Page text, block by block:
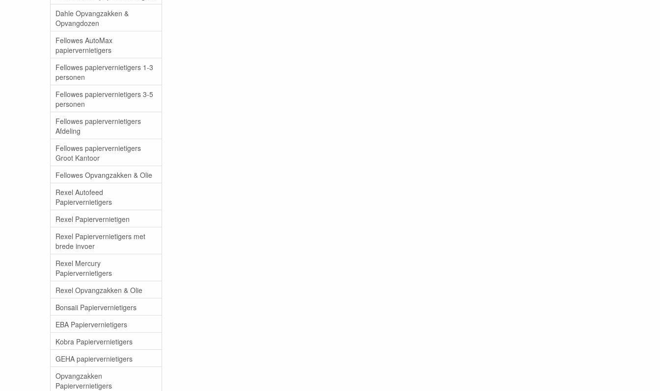
Dahle Opvangzakken &
Opvangdozen
Fellowes AutoMax
papiervernietigers
Fellowes papiervernietigers 1-3
personen
Fellowes papiervernietigers 3-5
personen
Fellowes papiervernietigers
Afdeling
Fellowes papiervernietigers
Groot Kantoor
Fellowes Opvangzakken & Olie
Rexel Autofeed
Papiervernietigers
Rexel Papiervernietigen
Rexel Papiervernietigers met
brede invoer
Rexel Mercury
Papiervernietigers
Rexel Opvangzakken & Olie
Bonsaii Papiervernietigers
EBA Papiervernietigers
Kobra Papiervernietigers
GEHA papiervernietigers
Opvangzakken
Papiervernietigers